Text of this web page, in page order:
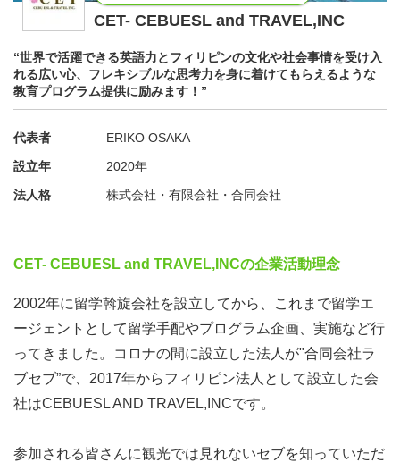
CET- CEBUESL and TRAVEL,INC
“世界で活躍できる英語力とフィリピンの文化や社会事情を受け入
れる広い心、フレキシブルな思考力を身に着けてもらえるような
教育プログラム提供に励みます！”
代表者
ERIKO OSAKA
設立年
2020年
法人格
株式会社・有限会社・合同会社
CET- CEBUESL and TRAVEL,INCの企業活動理念
2002年に留学斡旋会社を設立してから、これまで留学エ
ージェントとして留学手配やプログラム企画、実施など行
ってきました。コロナの間に設立した法人が"合同会社ラ
ブセブ”で、2017年からフィリピン法人として設立した会
社はCEBUESL AND TRAVEL,INCです。
参加される皆さんに観光では見れないセブを知っていただ